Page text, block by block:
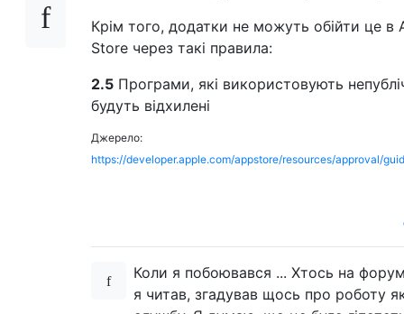
Крім того, додатки не можуть обійти це в
Store через такі правила:
2.5 Програми, які використовують
будуть відхилені
Джерело:
https://developer.apple.com/appstore/resources/approval/
Коли я побоювався ... Хтось на
я читав, згадував щось про роботу